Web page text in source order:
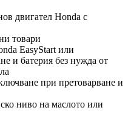
двигател Honda с
товари
EasyStart или
и батерия без нужда от
при претоварване и
ниво на маслото или